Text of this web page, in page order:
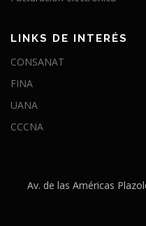
LINKS DE INTERÉS
CONSANAT
FINA
UANA
CCCNA
Av. de las Américas